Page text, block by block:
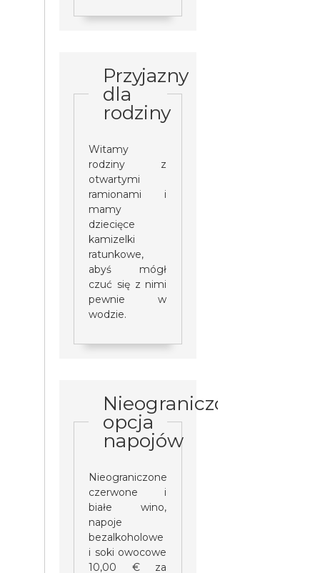
Przyjazny
dla
rodziny
Witamy
rodziny z
otwartymi
ramionami i
mamy
dziecięce
kamizelki
ratunkowe,
abyś mógł
czuć się z nimi
pewnie w
wodzie.
Nieograniczona
opcja
napojów
Nieograniczone
czerwone i
białe wino,
napoje
bezalkoholowe
i soki owocowe
10,00 € za